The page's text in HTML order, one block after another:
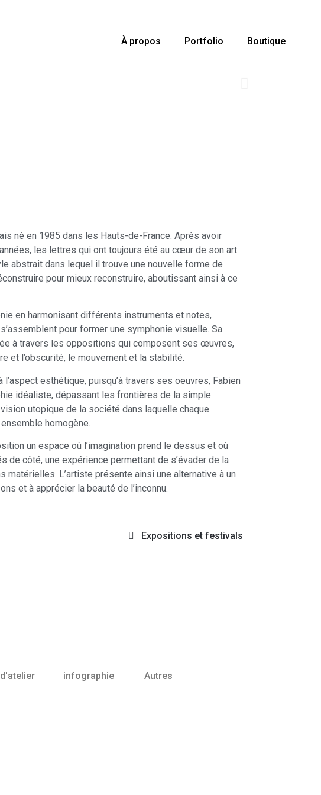
À propos Portfolio Boutique
né en 1985 dans les Hauts-de-France. Après avoir
les lettres qui ont toujours été au cœur de son art
abstrait dans lequel il trouve une nouvelle forme de
pour mieux reconstruire, aboutissant ainsi à ce
en harmonisant différents instruments et notes,
pour former une symphonie visuelle. Sa
à travers les oppositions qui composent ses œuvres,
et l’obscurité, le mouvement et la stabilité.
esthétique, puisqu’à travers ses oeuvres, Fabien
idéaliste, dépassant les frontières de la simple
utopique de la société dans laquelle chaque
homogène.
un espace où l’imagination prend le dessus et où
de côté, une expérience permettant de s’évader de la
L’artiste présente ainsi une alternative à un
et à apprécier la beauté de l’inconnu.
Expositions et festivals
infographie zAutres